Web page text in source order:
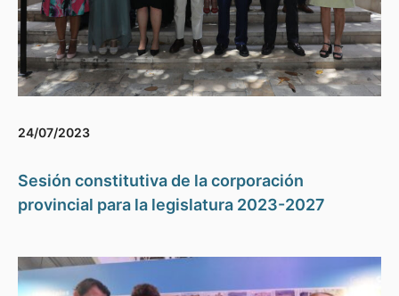
24/07/2023
Sesión constitutiva de la corporación
provincial para la legislatura 2023-2027